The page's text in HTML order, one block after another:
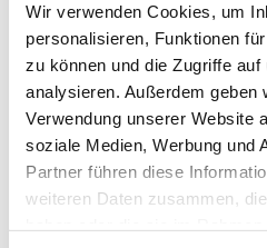
Wir verwenden Cookies, um
personalisieren, Funktionen
zu können und die Zugriffe
analysieren. Außerdem geben
Verwendung unserer Website
soziale Medien, Werbung und
Partner führen diese
weiteren Daten zusammen,
Standort mit künstlichen
gefunden wurde. Zu-dem
auf Samstag, den 24.
wie üblich am frühen
Für herausragende
wurden folgende Personen
Bucher von der
wurde zum